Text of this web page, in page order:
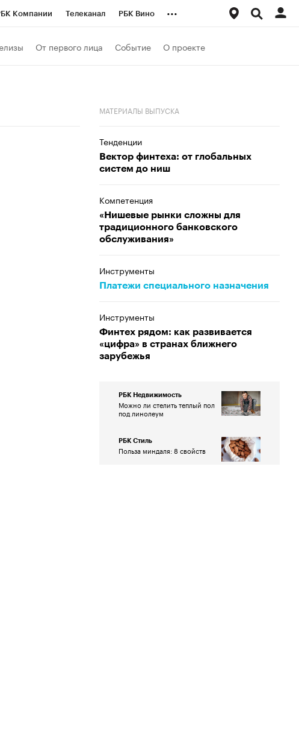
Компании Телеканал РБК Вино ...
От первого лица Событие О проекте
МАТЕРИАЛЫ ВЫПУСКА
Тенденции
Вектор финтеха: от глобальных
систем до ниш
Компетенция
«Нишевые рынки сложны для
традиционного банковского
обслуживания»
Инструменты
Платежи специального назначения
Инструменты
Финтех рядом: как развивается
«цифра» в странах ближнего
зарубежья
РБК Недвижимость
Можно ли стелить теплый пол
под линолеум
РБК Стиль
Польза миндаля: 8 свойств